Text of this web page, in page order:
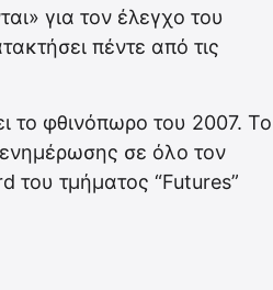
για τον έλεγχο του
πέντε από τις
το φθινόπωρο του 2007. Το
ενημέρωσης σε όλο τον
του τμήματος “Futures”